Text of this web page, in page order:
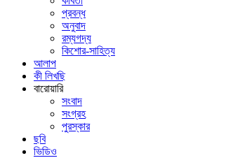
প্রবন্ধ
অনুবাদ
রম্যগদ্য
কিশোর-সাহিত্য
আলাপ
কী লিখছি
বারোয়ারি
সংবাদ
সংগ্রহ
পুরস্কার
ছবি
ভিডিও